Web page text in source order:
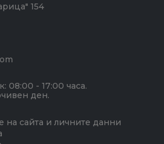
154
08:00 - 17:00 часа.
ден.
на сайта и личните данни